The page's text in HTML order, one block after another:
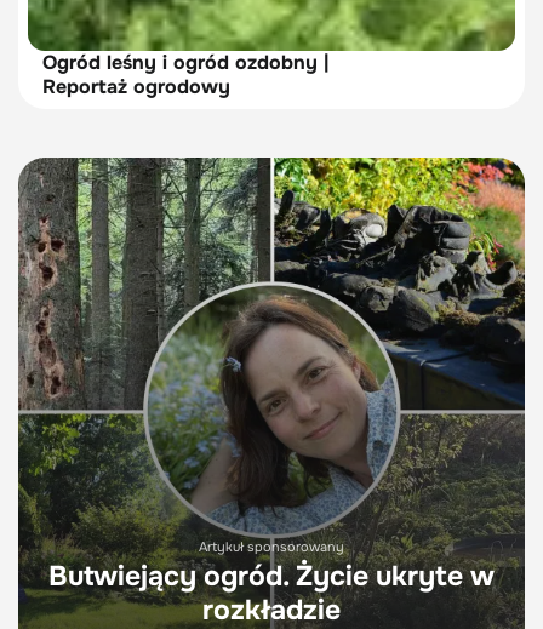
Ogród leśny i ogród ozdobny |
Reportaż ogrodowy
Artykuł sponsorowany
Butwiejący ogród. Życie ukryte w
rozkładzie